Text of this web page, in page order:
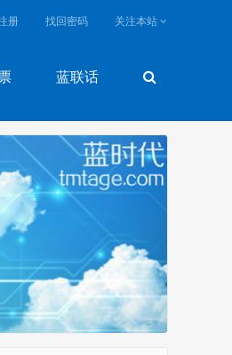
蓝联话
册 找回密码 关注本站